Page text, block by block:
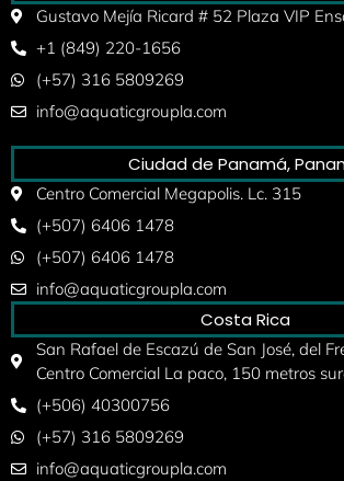
Gustavo Mejía Ricard # 52 Plaza VIP
+1 (849) 220-1656
(+57) 316 5809269
info@aquaticgroupla.com
Ciudad de Panamá,
Centro Comercial Megapolis. Lc. 315
(+507) 6406 1478
(+507) 6406 1478
info@aquaticgroupla.com
Costa Rica
San Rafael de Escazú de San José, del
Centro Comercial La paco, 150 metros
(+506) 40300756
(+57) 316 5809269
info@aquaticgroupla.com